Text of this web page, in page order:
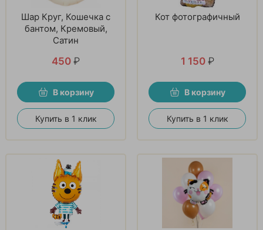
Шар Круг, Кошечка с
бантом, Кремовый,
Сатин
450 ₽
В корзину
Купить в 1 клик
Кот фотографичный
1 150 ₽
В корзину
Купить в 1 клик